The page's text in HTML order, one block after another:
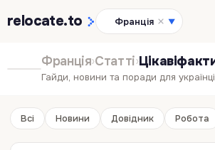
relocate.to Франція ▼
Франція›Статті›
Гайди, новини та поради для
Всі Новини Довідник Робота